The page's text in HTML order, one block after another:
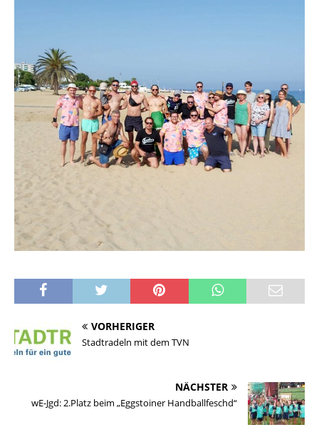
VORHERIGER
Stadtradeln mit dem TVN
NÄCHSTER
wE-Jgd: 2.Platz beim „Eggstoiner Handballfeschd“